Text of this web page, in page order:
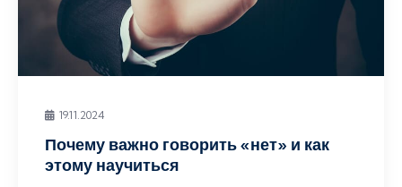
19.11.2024
Почему важно говорить «нет» и как
этому научиться